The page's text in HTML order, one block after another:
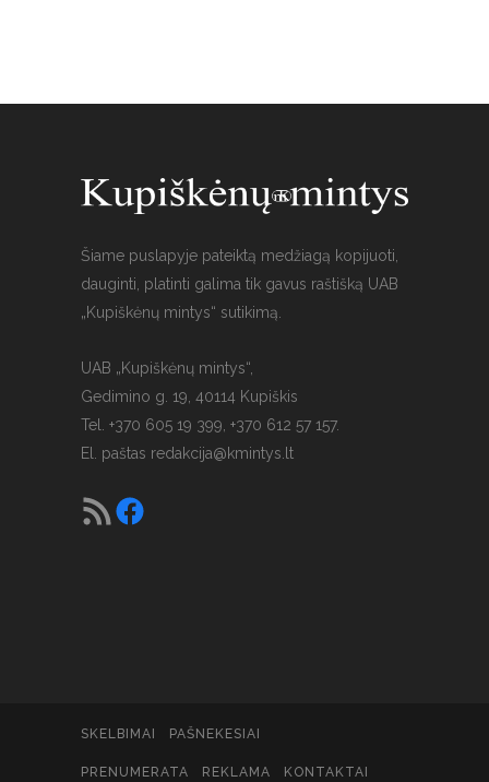
Šiame puslapyje pateiktą medžiagą kopijuoti,
dauginti, platinti galima tik gavus raštišką UAB
„Kupiškėnų mintys“ sutikimą.
UAB „Kupiškėnų mintys“,
Gedimino g. 19, 40114 Kupiškis
Tel. +370 605 19 399, +370 612 57 157.
El. paštas redakcija@kmintys.lt
SKELBIMAI PAŠNEKESIAI
PRENUMERATA REKLAMA KONTAKTAI